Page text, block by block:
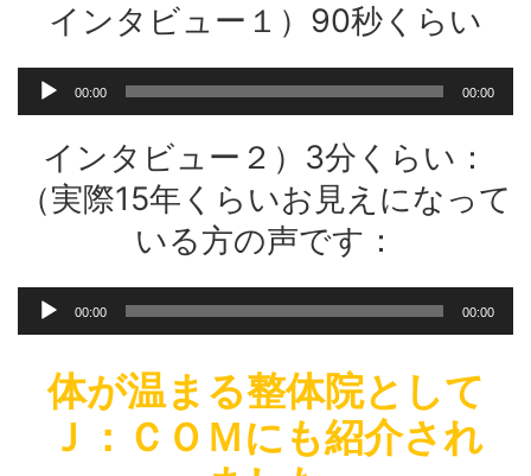
インタビュー１）90秒くらい
00:00 00:00
インタビュー２）3分くらい：
（実際15年くらいお見えになって
いる方の声です：
00:00 00:00
体が温まる整体院として
Ｊ：ＣＯＭにも紹介され